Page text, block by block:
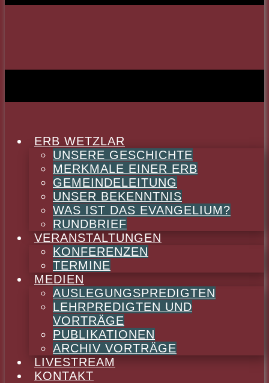
ERB WETZLAR
UNSERE GESCHICHTE
MERKMALE EINER ERB
GEMEINDELEITUNG
UNSER BEKENNTNIS
WAS IST DAS EVANGELIUM?
RUNDBRIEF
VERANSTALTUNGEN
KONFERENZEN
TERMINE
MEDIEN
AUSLEGUNGSPREDIGTEN
LEHRPREDIGTEN UND
VORTRÄGE
PUBLIKATIONEN
ARCHIV VORTRÄGE
LIVESTREAM
KONTAKT